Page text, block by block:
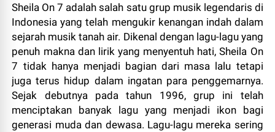
Sheila On 7 adalah salah satu grup musik legendaris di
Indonesia yang telah mengukir kenangan indah dalam
sejarah musik tanah air. Dikenal dengan lagu-lagu yang
penuh makna dan lirik yang menyentuh hati, Sheila On
7 tidak hanya menjadi bagian dari masa lalu tetapi
juga terus hidup dalam ingatan para penggemarnya.
Sejak debutnya pada tahun 1996, grup ini telah
menciptakan banyak lagu yang menjadi ikon bagi
generasi muda dan dewasa. Lagu-lagu mereka sering